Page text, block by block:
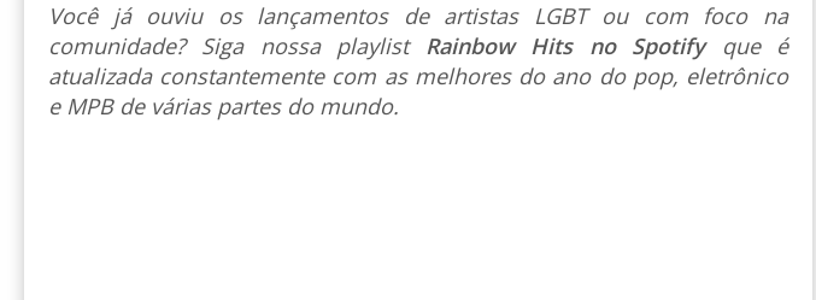
Você já ouviu os lançamentos de artistas LGBT ou com foco na
comunidade? Siga nossa playlist Rainbow Hits no Spotify que é
atualizada constantemente com as melhores do ano do pop, eletrônico
e MPB de várias partes do mundo.